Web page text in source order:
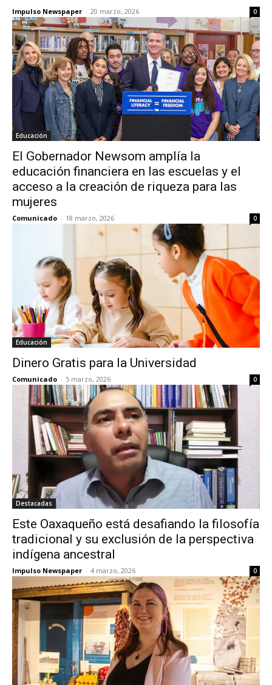
Impulso Newspaper - 20 marzo, 2026 0
Educación
El Gobernador Newsom amplía la
educación financiera en las escuelas y el
acceso a la creación de riqueza para las
mujeres
Comunicado - 18 marzo, 2026 0
Educación
Dinero Gratis para la Universidad
Comunicado - 5 marzo, 2026 0
Destacadas
Este Oaxaqueño está desafiando la filosofía
tradicional y su exclusión de la perspectiva
indígena ancestral
Impulso Newspaper - 4 marzo, 2026 0